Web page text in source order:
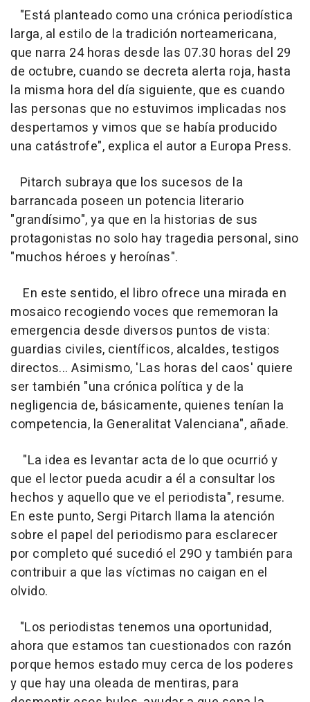
"Está planteado como una crónica periodística
larga, al estilo de la tradición norteamericana,
que narra 24 horas desde las 07.30 horas del 29
de octubre, cuando se decreta alerta roja, hasta
la misma hora del día siguiente, que es cuando
las personas que no estuvimos implicadas nos
despertamos y vimos que se había producido
una catástrofe", explica el autor a Europa Press.
Pitarch subraya que los sucesos de la
barrancada poseen un potencia literario
"grandísimo", ya que en la historias de sus
protagonistas no solo hay tragedia personal, sino
"muchos héroes y heroínas".
En este sentido, el libro ofrece una mirada en
mosaico recogiendo voces que rememoran la
emergencia desde diversos puntos de vista:
guardias civiles, científicos, alcaldes, testigos
directos... Asimismo, 'Las horas del caos' quiere
ser también "una crónica política y de la
negligencia de, básicamente, quienes tenían la
competencia, la Generalitat Valenciana", añade.
"La idea es levantar acta de lo que ocurrió y
que el lector pueda acudir a él a consultar los
hechos y aquello que ve el periodista", resume.
En este punto, Sergi Pitarch llama la atención
sobre el papel del periodismo para esclarecer
por completo qué sucedió el 29O y también para
contribuir a que las víctimas no caigan en el
olvido.
"Los periodistas tenemos una oportunidad,
ahora que estamos tan cuestionados con razón
porque hemos estado muy cerca de los poderes
y que hay una oleada de mentiras, para